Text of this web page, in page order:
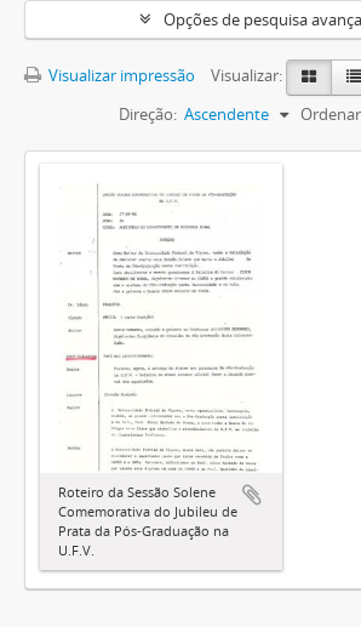
Opções de pesquisa
Visualizar impressão
Visualizar:
Direção: Ascendente
Roteiro da Sessão Solene
Comemorativa do Jubileu de
Prata da Pós-Graduação na
U.F.V.